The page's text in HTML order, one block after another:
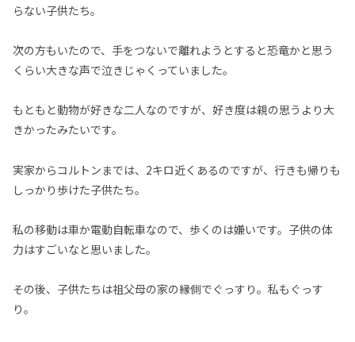
らない子供たち。
次の方もいたので、手をつないで離れようとすると恐竜かと思う
くらい大きな声で泣きじゃくっていました。
もともと動物が好きな二人なのですが、好き度は親の思うより大
きかったみたいです。
実家からコルトンまでは、2キロ近くあるのですが、行きも帰りも
しっかり歩けた子供たち。
私の移動は車か電動自転車なので、歩くのは嫌いです。子供の体
力はすごいなと思いました。
その後、子供たちは祖父母の家の縁側でぐっすり。私もぐっす
り。